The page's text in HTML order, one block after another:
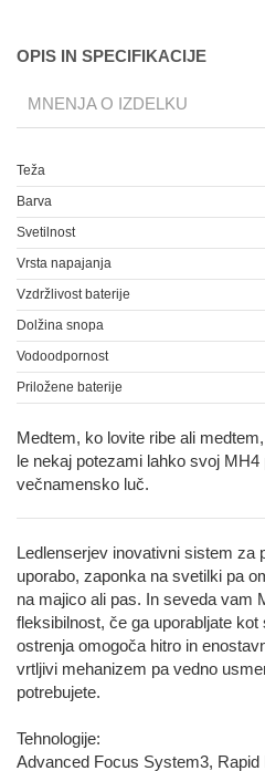
OPIS IN SPECIFIKACIJE
MNENJA O IZDELKU
Teža
Barva
Svetilnost
Vrsta napajanja
Vzdržlivost baterije
Dolžina snopa
Vodoodpornost
Priložene baterije
Medtem, ko lovite ribe ali
le nekaj potezami lahko svoj
večnamensko luč.
Ledlenserjev inovativni sistem za
uporabo, zaponka na svetilki pa
na majico ali pas. In seveda vam
fleksibilnost, če ga uporabljate
ostrenja omogoča hitro in
vrtljivi mehanizem pa vedno
potrebujete.
Tehnologije:
Advanced Focus System3, Rapid